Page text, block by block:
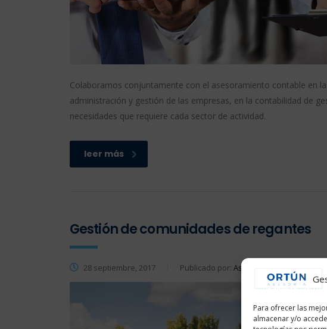
Para ofrecer las
almacenar y/o
Colaboramos conjuntamente con el asesoramiento contable en
administración y gestión de las empresas, en la contabilidad de
necesidades que requiere cada sector de actividad.
leer más
Gestión de comunidades de regantes
28 septiembre, 2017 Publicado por: Asesoría Ortún